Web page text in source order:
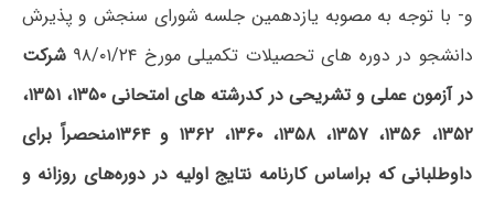
و- با توجه به مصوبه یازدهمین جلسه شورای سنجش و پذیرش
دانشجو در دوره های تحصیلات تکمیلی مورخ ۹۸/۰۱/۲۴
شرکت
در آزمون عملی و تشریحی در کدرشته
های امتحانی ۱۳۵۰، ۱۳۵۱،
۱۳۵۲، ۱۳۵۶، ۱۳۵۷، ۱۳۵۸، ۱۳۶۰، ۱۳۶۲ و ۱۳۶۴
منحصراً برای
داوطلبانی که براساس کارنامه نتایج اولیه در دوره‌های روزانه و